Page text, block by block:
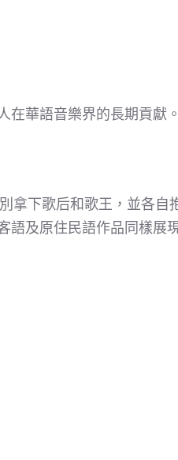
在華語音樂界的長期貢獻。
拿下歌后和歌王，並各自
語及原住民語作品同樣展